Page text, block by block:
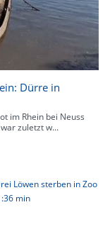
Dürre in
im Rhein bei Neuss
zuletzt w...
Löwen sterben in Zoo
min